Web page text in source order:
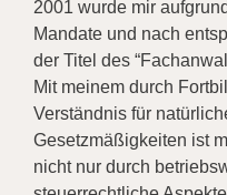
2001 wurde mir
Mandate und nach
der Titel des
Mit meinem durch
Verständnis für
Gesetzmäßigkeiten ist
nicht nur durch